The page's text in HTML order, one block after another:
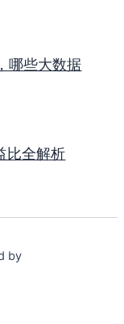
哪些大数据
比全解析
by